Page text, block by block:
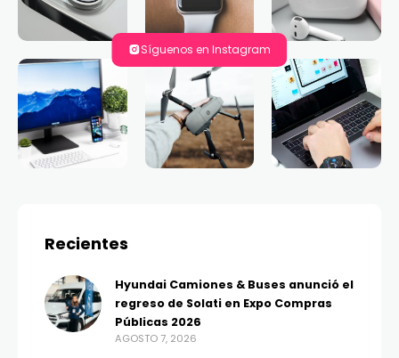
Síguenos en Instagram
Recientes
Hyundai Camiones & Buses anunció el
regreso de Solati en Expo Compras
Públicas 2026
AGOSTO 7, 2026